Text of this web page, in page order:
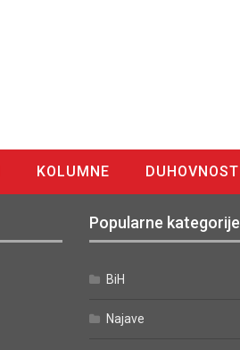
KOLUMNE DUHOVNOST
Popularne kategorije
BiH
Najave